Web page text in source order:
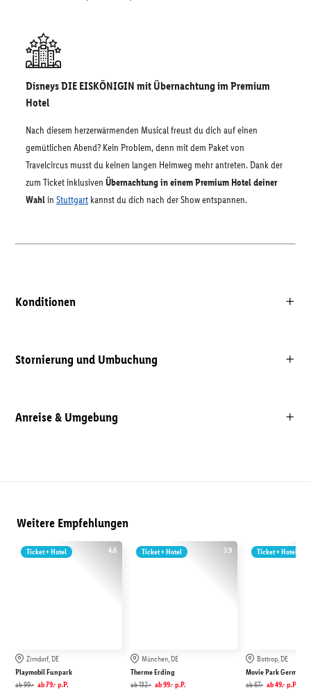
Disneys DIE EISKÖNIGIN mit Übernachtung im Premium
Hotel
Nach diesem herzerwärmenden Musical freust du dich auf einen
gemütlichen Abend? Kein Problem, denn mit dem Paket von
Travelcircus musst du keinen langen Heimweg mehr antreten. Dank der
zum Ticket inklusiven Übernachtung in einem Premium Hotel deiner
Wahlin Stuttgart kannst du dich nach der Show entspannen.
Konditionen
Stornierung und Umbuchung
Anreise & Umgebung
Weitere Empfehlungen
4.6
Ticket + Hotel
Zirndorf, DE
Playmobil Funpark
ab99.- ab79.- p.P.
3.9
Ticket + Hotel
München, DE
Therme Erding
ab132.- ab99.- p.P.
Ticket + Hotel
Bottrop, DE
Movie Park Germany
ab67.- ab49.- p.P.